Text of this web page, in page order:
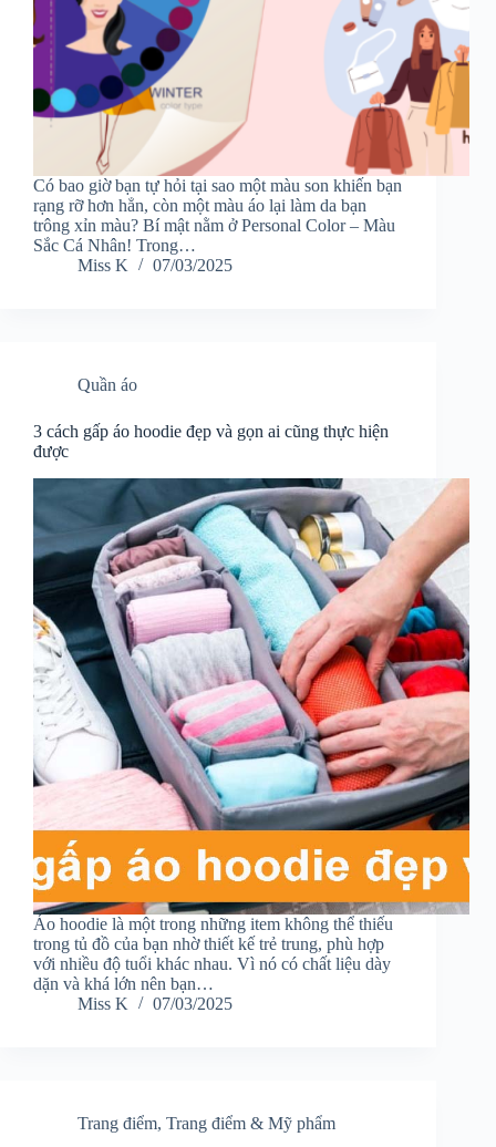
Có bao giờ bạn tự hỏi tại sao một màu son khiến bạn
rạng rỡ hơn hẳn, còn một màu áo lại làm da bạn
trông xỉn màu? Bí mật nằm ở Personal Color – Màu
Sắc Cá Nhân! Trong…
Miss K
07/03/2025
Quần áo
3 cách gấp áo hoodie đẹp và gọn ai cũng thực hiện
được
Áo hoodie là một trong những item không thể thiếu
trong tủ đồ của bạn nhờ thiết kế trẻ trung, phù hợp
với nhiều độ tuổi khác nhau. Vì nó có chất liệu dày
dặn và khá lớn nên bạn…
Miss K
07/03/2025
Trang điểm, Trang điểm & Mỹ phẩm